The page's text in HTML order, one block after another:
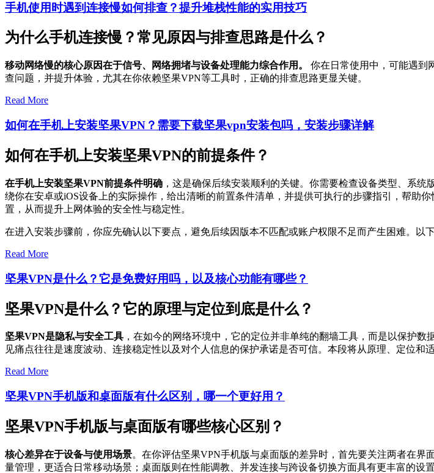
手机使用时遇到连接慢如何排查？提升堆栈性能的实用技巧
为什么手机连接慢？常见原因与排查思路是什么？
移动网络慢的核心原因在于信号、网络拥堵与设备处理能力综合作用。
你在日常使用中，可能遇到
查问题，并提升体验，尤其在你依赖坚果VPN等工具时，正确的排查思路更显关键。
Read More
如何在手机上安装坚果VPN？需要下载坚果vpn安装包吗，安装步骤详解
如何在手机上安装坚果VPN的前提条件？
在手机上安装坚果VPN前提条件明确 ，这是确保后续安装顺利的关键。你需要检查设备类型、系
绕你在安卓或iOS设备上的实际操作，给出清晰的前置条件清单，并提供可执行的步骤指引，帮助
置，从而提升上网体验的安全性与稳定性。
在进入安装步骤前，你应先确认以下要点，避免后续因版本不匹配或账户权限不足而产生困难。以
Read More
坚果VPN是什么？它是免费好用吗，以及核心功能有哪些？
坚果VPN是什么？它的原理与定位到底是什么？
坚果VPN是隐私与安全工具 ，在如今的网络环境中，它的定位并非单纯的翻墙工具，而是以保护
见痛点往往是速度波动、连接稳定性以及对个人信息的保护承诺是否可信。本段将从原理、定位和
Read More
坚果VPN手机版和桌面版有什么区别，哪一个更好用？
坚果VPN手机版与桌面版有哪些核心区别？
核心差异在于设备与使用场景。在你评估坚果VPN手机版与桌面版的差异时，首先要关注两者在
量管理，更适合日常移动场景；桌面版则在性能调教、并发连接与跨设备切换方面具有更丰富的设